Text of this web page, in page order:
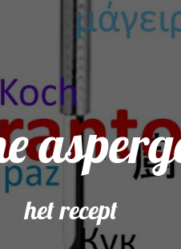
het recept